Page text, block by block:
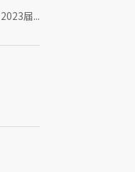
届...